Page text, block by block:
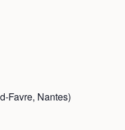
Favre, Nantes)